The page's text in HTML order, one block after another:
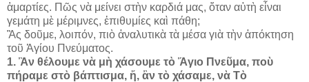
ἁμαρτίες. Πῶς νὰ μείνει στὴν καρδιά μας, ὅταν αὐτὴ εἶναι
γεμάτη μὲ μέριμνες, ἐπιθυμίες καὶ πάθη;
Ἂς δοῦμε, λοιπόν, πιὸ ἀναλυτικὰ τὰ μέσα γιὰ τὴν ἀπόκτηση
τοῦ Ἁγίου Πνεύματος.
1. Ἂν θέλουμε νὰ μὴ χάσουμε τὸ Ἅγιο Πνεῦμα, ποὺ
πήραμε στὸ βάπτισμα, ἤ, ἂν τὸ χάσαμε, νὰ Τὸ